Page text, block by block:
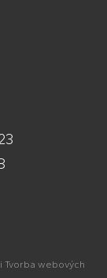
Tvorba webových